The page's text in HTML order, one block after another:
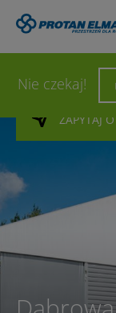
Nie czekaj!
WYŚLIJ
ZAPYTAJ
ZAPYTAJ